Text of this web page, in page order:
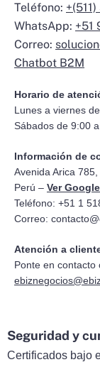
Teléfono:
WhatsApp: +51
Correo:
Chatbot B2M
Horario de
Lunes a viernes
Sábados de 9:00
Información de
Avenida Arica
Perú – Ver
Teléfono: +51 1
Correo:
Atención a
Ponte en
Seguridad y
Certificados bajo